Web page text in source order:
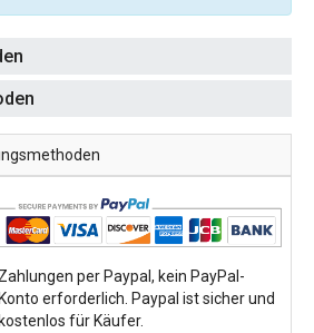
Zahlungen per Paypal, kein PayPal-
Konto erforderlich. Paypal ist sicher und
kostenlos für Käufer.